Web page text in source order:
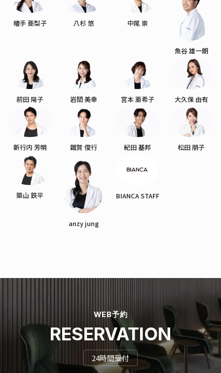
幡手 亜梨子 八杉 悠 中尾 崇
魚谷 雄一朗
前田 陽子 岩間 美幸 宮本 亜希子 大久保 由有
新行内 芳明 雜賀 俊行 紀田 基邦 松田 朋子
築山 鉄平
anzy jung
BIANCA STAFF
WEB予約
RESERVATION
24時間受付